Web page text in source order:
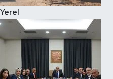
Yerel